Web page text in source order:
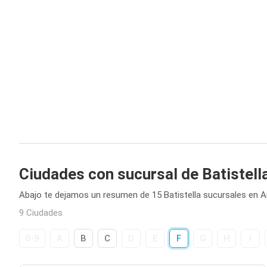
Ciudades con sucursal de
Abajo te dejamos un resumen de 15 Batistella sucursales en
9 Ciudades
B C F